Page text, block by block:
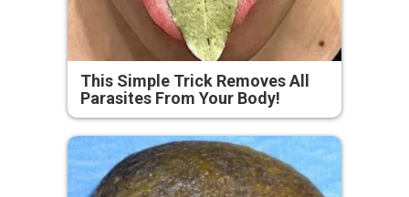
This Simple Trick Removes All
Parasites From Your Body!